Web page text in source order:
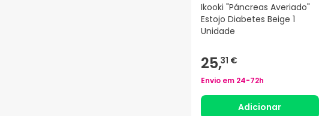
Ikooki "Páncreas Averiado"
Estojo Diabetes Beige 1
Unidade
25,31 €
Envio em 24-72h
Adicionar